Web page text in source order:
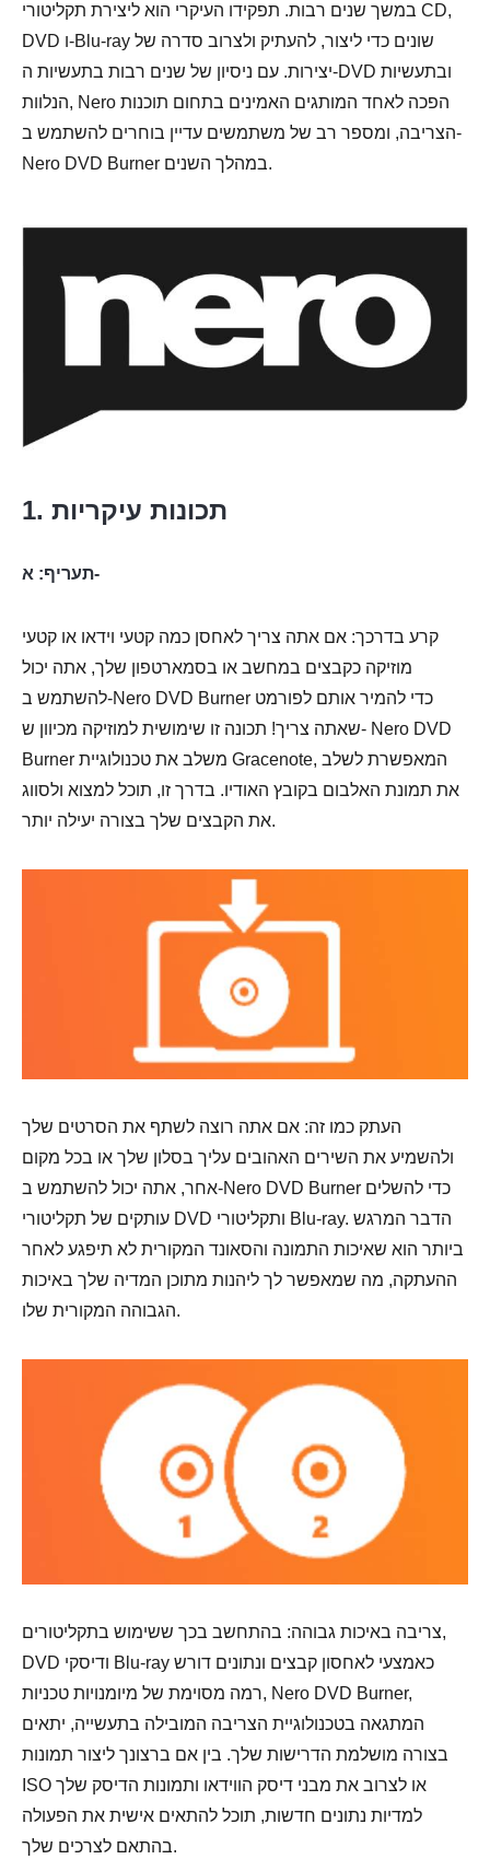
במשך שנים רבות. תפקידו העיקרי הוא ליצירת תקליטורי CD,
DVD ו-Blu-ray שונים כדי ליצור, להעתיק ולצרוב סדרה של
יצירות. עם ניסיון של שנים רבות בתעשיות ה-DVD ובתעשיות
הנלוות, Nero הפכה לאחד המותגים האמינים בתחום תוכנות
הצריבה, ומספר רב של משתמשים עדיין בוחרים להשתמש ב-
Nero DVD Burner במהלך השנים.
1. תכונות עיקריות
תעריף: א-
קרע בדרכך: אם אתה צריך לאחסן כמה קטעי וידאו או קטעי
מוזיקה כקבצים במחשב או בסמארטפון שלך, אתה יכול
להשתמש ב-Nero DVD Burner כדי להמיר אותם לפורמט
שאתה צריך! תכונה זו שימושית למוזיקה מכיוון ש- Nero DVD
Burner משלב את טכנולוגיית Gracenote, המאפשרת לשלב
את תמונת האלבום בקובץ האודיו. בדרך זו, תוכל למצוא ולסווג
את הקבצים שלך בצורה יעילה יותר.
העתק כמו זה: אם אתה רוצה לשתף את הסרטים שלך
ולהשמיע את השירים האהובים עליך בסלון שלך או בכל מקום
אחר, אתה יכול להשתמש ב-Nero DVD Burner כדי להשלים
עותקים של תקליטורי DVD ותקליטורי Blu-ray. הדבר המרגש
ביותר הוא שאיכות התמונה והסאונד המקורית לא תיפגע לאחר
ההעתקה, מה שמאפשר לך ליהנות מתוכן המדיה שלך באיכות
הגבוהה המקורית שלו.
צריבה באיכות גבוהה: בהתחשב בכך ששימוש בתקליטורים,
DVD ודיסקי Blu-ray כאמצעי לאחסון קבצים ונתונים דורש
רמה מסוימת של מיומנויות טכניות, Nero DVD Burner,
המתגאה בטכנולוגיית הצריבה המובילה בתעשייה, יתאים
בצורה מושלמת הדרישות שלך. בין אם ברצונך ליצור תמונות
ISO או לצרוב את מבני דיסק הווידאו ותמונות הדיסק שלך
למדיות נתונים חדשות, תוכל להתאים אישית את הפעולה
בהתאם לצרכים שלך.